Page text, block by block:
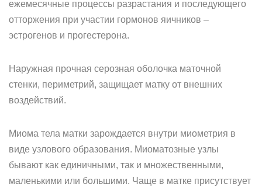
ежемесячные процессы разрастания и последующего
отторжения при участии гормонов яичников –
эстрогенов и прогестерона.
Наружная прочная серозная оболочка маточной
стенки, периметрий, защищает матку от внешних
воздействий.
Миома тела матки зарождается внутри миометрия в
виде узлового образования. Миоматозные узлы
бывают как единичными, так и множественными,
маленькими или большими. Чаще в матке присутствует